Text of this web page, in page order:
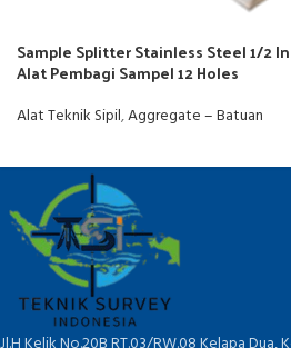
Sample Splitter Stainless Steel 1/2
Alat Pembagi Sampel 12 Holes
Alat Teknik Sipil,Aggregate – Batuan